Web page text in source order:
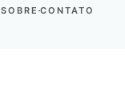
SOBRE CONTATO